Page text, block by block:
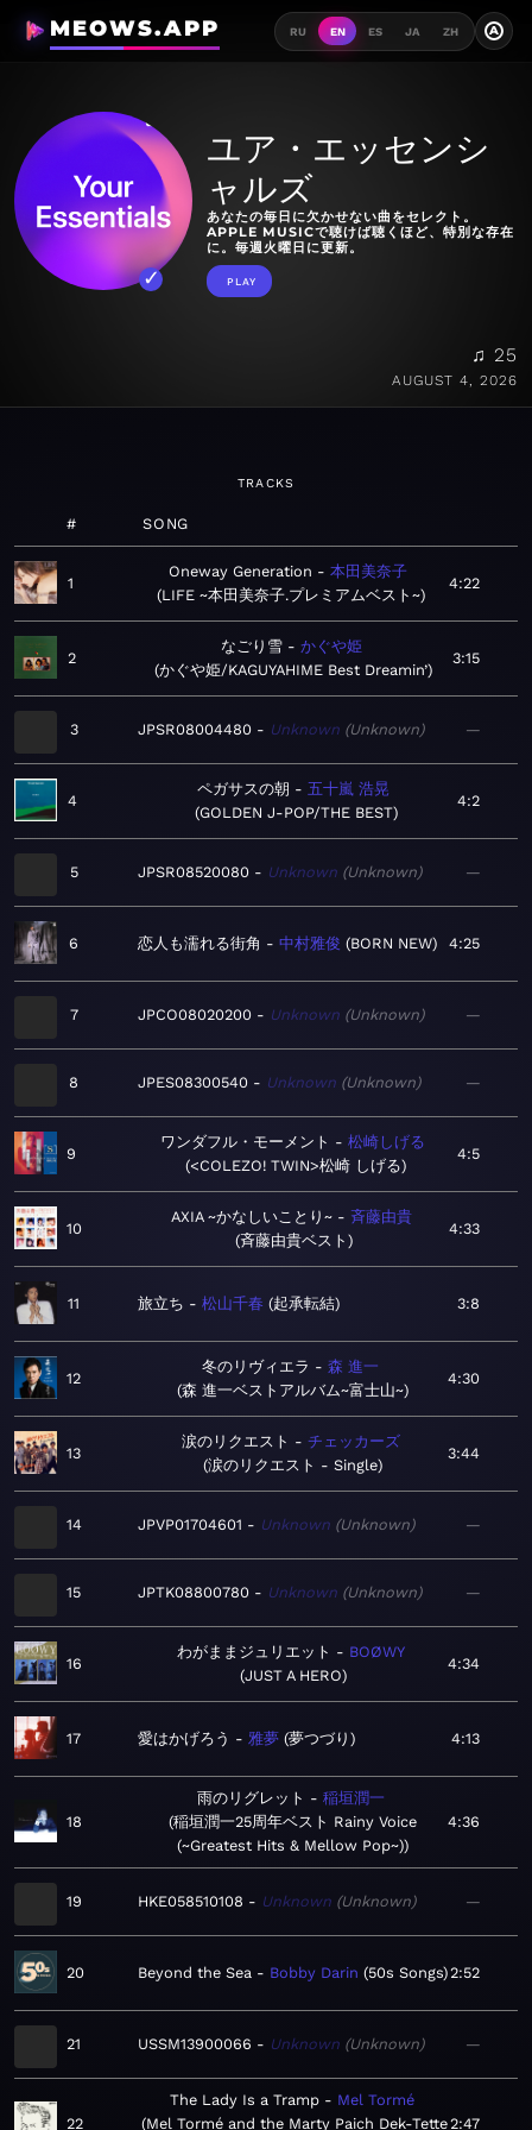
MEOWS.APP RU EN ES JA ZH A
ユア・エッセンシ
ャルズ
あなたの毎日に欠かせない曲をセレクト。
APPLE MUSICで聴けば聴くほど、特別な存在
に。毎週火曜日に更新。
PLAY
♫ 25
AUGUST 4, 2026
TRACKS
# SONG
1
Oneway Generation
本田美奈子
LIFE ~本田美奈子.プレミアムベスト~
4:22
2
なごり雪
かぐや姫
かぐや姫/KAGUYAHIME Best Dreamin’
3:15
3 JPSR08004480 Unknown Unknown —
4
ペガサスの朝
五十嵐 浩晃
GOLDEN J-POP/THE BEST
4:2
5 JPSR08520080 Unknown Unknown —
6 恋人も濡れる街角 中村雅俊 BORN NEW 4:25
7 JPCO08020200 Unknown Unknown —
8 JPES08300540 Unknown Unknown —
9
ワンダフル・モーメント
松崎しげる
<COLEZO! TWIN>松崎 しげる
4:5
10
AXIA ~かなしいことり~
斉藤由貴
斉藤由貴ベスト
4:33
11 旅立ち 松山千春 起承転結 3:8
12
冬のリヴィエラ
森 進一
森 進一ベストアルバム~富士山~
4:30
13
涙のリクエスト
チェッカーズ
涙のリクエスト - Single
3:44
14 JPVP01704601 Unknown Unknown —
15 JPTK08800780 Unknown Unknown —
16
わがままジュリエット
BOØWY
JUST A HERO
4:34
17 愛はかげろう 雅夢 夢つづり 4:13
18
雨のリグレット
稲垣潤一
稲垣潤一25周年ベスト Rainy Voice
(~Greatest Hits & Mellow Pop~)
4:36
19 HKE058510108 Unknown Unknown —
20 Beyond the Sea Bobby Darin 50s Songs 2:52
21 USSM13900066 Unknown Unknown —
22
The Lady Is a Tramp
Mel Tormé
Mel Tormé and the Marty Paich Dek-Tette2:47